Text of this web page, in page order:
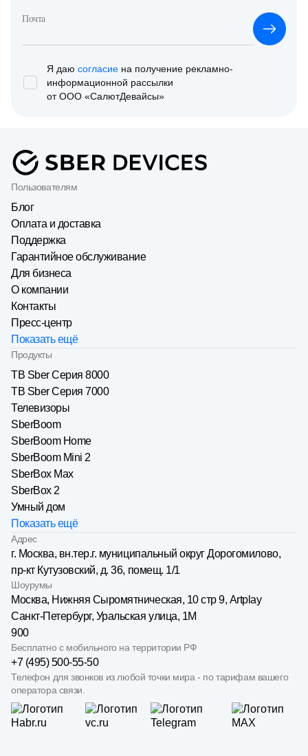
Почта
Я даю согласие на получение рекламно-
информационной рассылки
от ООО «СалютДевайсы»
Пользователям
Блог
Оплата и доставка
Поддержка
Гарантийное обслуживание
Для бизнеса
О компании
Контакты
Пресс-центр
Показать ещё
Продукты
ТВ Sber Серия 8000
ТВ Sber Серия 7000
Телевизоры
SberBoom
SberBoom Home
SberBoom Mini 2
SberBox Max
SberBox 2
Умный дом
Показать ещё
Адрес
г. Москва, вн.тер.г. муниципальный округ Дорогомилово,
пр-кт Кутузовский, д. 36, помещ. 1/1
Шоурумы
Москва, Нижняя Сыро­мятническая, 10 стр 9, Artplay
Санкт-Петербург, Уральская улица, 1М
Бесплатно с мобильного на территории РФ
900
Телефон для звонков из любой точки мира - по тарифам вашего
оператора связи.
+7 (495) 500-55-50